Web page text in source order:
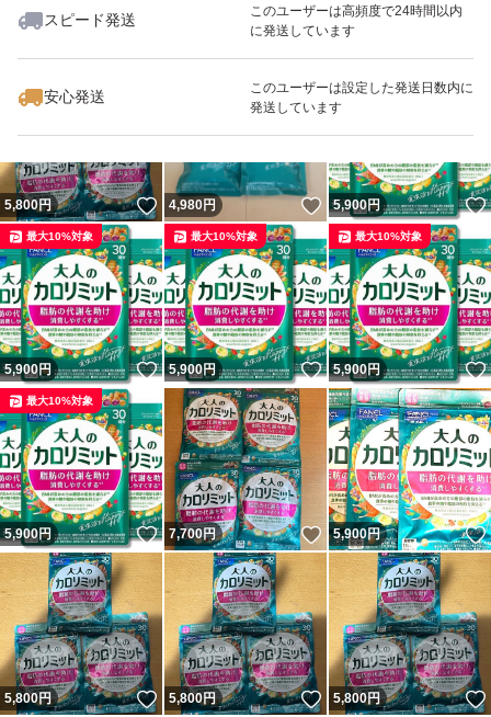
自己都合によるキャンセルには対応致しません。
又、発送の希望などは購入前に連絡下さい。購入後に梱包
方法の希望や急げと言われても対応出来ません。
あくまでも3日以内での発送です。
完璧を求める方は購入をお控え下さい。
又、即時対応が難しい事も多々ございます。返信まで待た
せしてしまう事もありますので御理解よろしくお願い致し
ます。
発送元は南関東のいずれかになります。
上記の注意事項をご理解の上ご購入お願い致します。
スピード発送
このユーザーは高頻度で24時間以内
に発送しています
安心発送
このユーザーは設定した発送日数内に
発送しています
いいね！
8,999
5,800円 いいね！
4,980円 いいね！
5,900円
5,900円 いいね！
最大10%対象
5,900円 いいね！
最大10%対象
5,900円
最大10%対象
5,900円 いいね！
最大10%対象
7,700円 いいね！
5,900円
5,800円 いいね！
5,800円 いいね！
5,800円